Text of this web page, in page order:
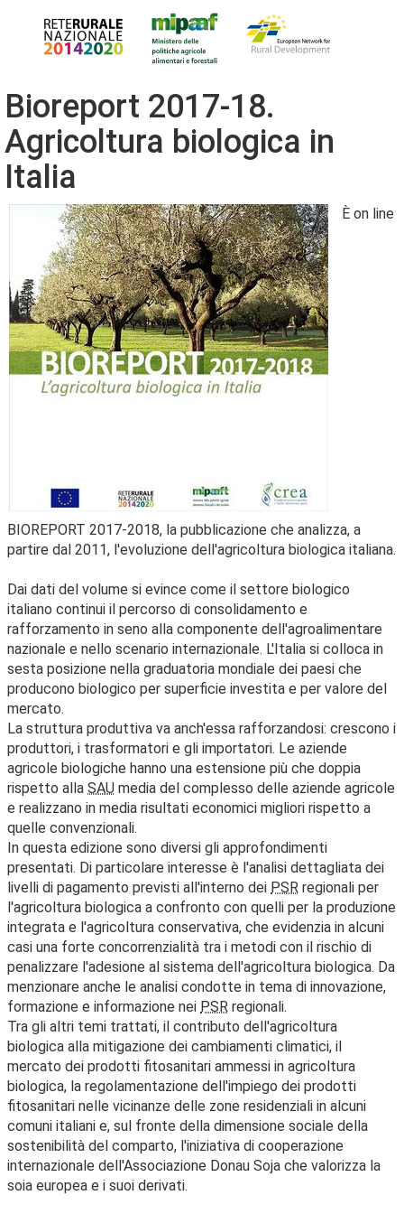
Bioreport 2017-18.
Agricoltura biologica in
Italia
È on line
BIOREPORT 2017-2018, la pubblicazione che analizza, a
partire dal 2011, l'evoluzione dell'agricoltura biologica italiana.
Dai dati del volume si evince come il settore biologico
italiano continui il percorso di consolidamento e
rafforzamento in seno alla componente dell'agroalimentare
nazionale e nello scenario internazionale. L'Italia si colloca in
sesta posizione nella graduatoria mondiale dei paesi che
producono biologico per superficie investita e per valore del
mercato.
La struttura produttiva va anch'essa rafforzandosi: crescono i
produttori, i trasformatori e gli importatori. Le aziende
agricole biologiche hanno una estensione più che doppia
rispetto alla SAU media del complesso delle aziende agricole
e realizzano in media risultati economici migliori rispetto a
quelle convenzionali.
In questa edizione sono diversi gli approfondimenti
presentati. Di particolare interesse è l'analisi dettagliata dei
livelli di pagamento previsti all'interno dei PSR regionali per
l'agricoltura biologica a confronto con quelli per la produzione
integrata e l'agricoltura conservativa, che evidenzia in alcuni
casi una forte concorrenzialità tra i metodi con il rischio di
penalizzare l'adesione al sistema dell'agricoltura biologica. Da
menzionare anche le analisi condotte in tema di innovazione,
formazione e informazione nei PSR regionali.
Tra gli altri temi trattati, il contributo dell'agricoltura
biologica alla mitigazione dei cambiamenti climatici, il
mercato dei prodotti fitosanitari ammessi in agricoltura
biologica, la regolamentazione dell'impiego dei prodotti
fitosanitari nelle vicinanze delle zone residenziali in alcuni
comuni italiani e, sul fronte della dimensione sociale della
sostenibilità del comparto, l'iniziativa di cooperazione
internazionale dell'Associazione Donau Soja che valorizza la
soia europea e i suoi derivati.